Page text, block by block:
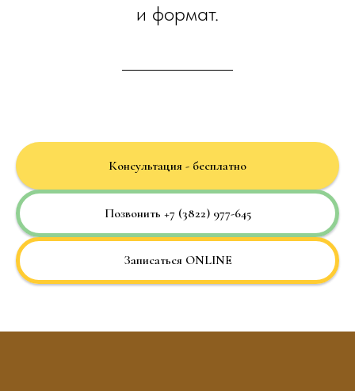
и формат.
Консультация - бесплатно
Позвонить +7 (3822) 977-645
Записаться ONLINE